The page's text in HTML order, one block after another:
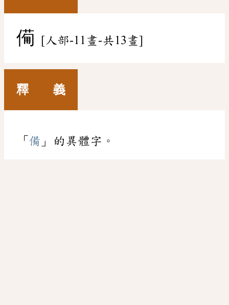
僃 [人部-11畫-共13畫]
釋 義
「 備 」的異體字。